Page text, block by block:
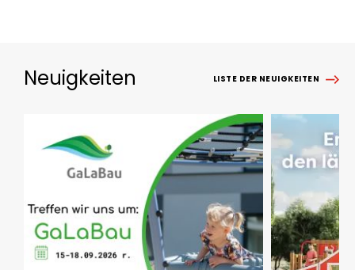
Neuigkeiten LISTE DER NEUIGKEITEN